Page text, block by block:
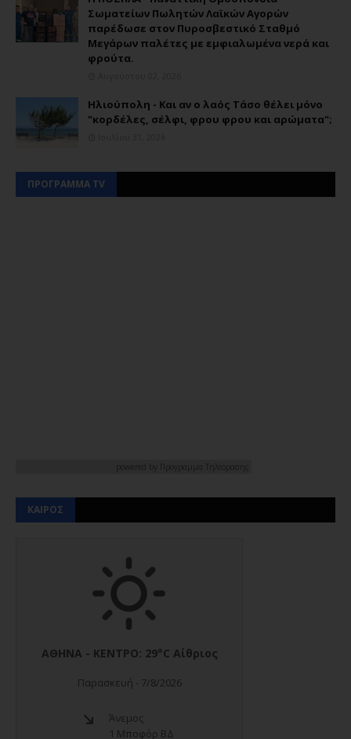
Σωματείων Πωλητών Λαϊκών Αγορών
παρέδωσε στον Πυροσβεστικό Σταθμό
Μεγάρων παλέτες με εμφιαλωμένα νερά και
φρούτα.
Ηλιούπολη - Και αν ο λαός Τάσο θέλει μόνο
"κορδέλες, σέλφι, φρου φρου και αρώματα";
ΠΡΟΓΡΑΜΜΑ TV
ΚΑΙΡΟΣ